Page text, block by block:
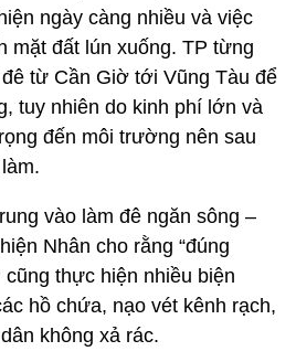
ngày càng nhiều và việc
mặt đất lún xuống. TP từng
từ Cần Giờ tới Vũng Tàu để
tuy nhiên do kinh phí lớn và
đến môi trường nên sau
vào làm đê ngăn sông –
Nhân cho rằng “đúng
cũng thực hiện nhiều biện
hồ chứa, nạo vét kênh rạch,
không xả rác.